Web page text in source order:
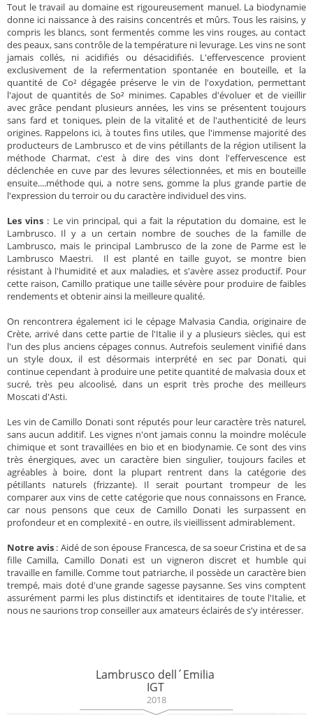
Tout le travail au domaine est rigoureusement manuel. La biodynamie
donne ici naissance à des raisins concentrés et mûrs. Tous les raisins, y
compris les blancs, sont fermentés comme les vins rouges, au contact
des peaux, sans contrôle de la température ni levurage. Les vins ne sont
jamais collés, ni acidifiés ou désacidifiés. L'effervescence provient
exclusivement de la refermentation spontanée en bouteille, et la
quantité de Co² dégagée préserve le vin de l'oxydation, permettant
l'ajout de quantités de So² minimes. Capables d'évoluer et de vieillir
avec grâce pendant plusieurs années, les vins se présentent toujours
sans fard et toniques, plein de la vitalité et de l'authenticité de leurs
origines. Rappelons ici, à toutes fins utiles, que l'immense majorité des
producteurs de Lambrusco et de vins pétillants de la région utilisent la
méthode Charmat, c'est à dire des vins dont l'effervescence est
déclenchée en cuve par des levures sélectionnées, et mis en bouteille
ensuite....méthode qui, a notre sens, gomme la plus grande partie de
l'expression du terroir ou du caractère individuel des vins.
Les vins : Le vin principal, qui a fait la réputation du domaine, est le
Lambrusco. Il y a un certain nombre de souches de la famille de
Lambrusco, mais le principal Lambrusco de la zone de Parme est le
Lambrusco Maestri. Il est planté en taille guyot, se montre bien
résistant à l'humidité et aux maladies, et s'avère assez productif. Pour
cette raison, Camillo pratique une taille sévère pour produire de faibles
rendements et obtenir ainsi la meilleure qualité.
On rencontrera également ici le cépage Malvasia Candia, originaire de
Crète, arrivé dans cette partie de l'Italie il y a plusieurs siècles, qui est
l'un des plus anciens cépages connus. Autrefois seulement vinifié dans
un style doux, il est désormais interprété en sec par Donati, qui
continue cependant à produire une petite quantité de malvasia doux et
sucré, très peu alcoolisé, dans un esprit très proche des meilleurs
Moscati d'Asti.
Les vin de Camillo Donati sont réputés pour leur caractère très naturel,
sans aucun additif. Les vignes n'ont jamais connu la moindre molécule
chimique et sont travaillées en bio et en biodynamie. Ce sont des vins
très énergiques, avec un caractère bien singulier, toujours faciles et
agréables à boire, dont la plupart rentrent dans la catégorie des
pétillants naturels (frizzante). Il serait pourtant trompeur de les
comparer aux vins de cette catégorie que nous connaissons en France,
car nous pensons que ceux de Camillo Donati les surpassent en
profondeur et en complexité - en outre, ils vieillissent admirablement.
Notre avis : Aidé de son épouse Francesca, de sa soeur Cristina et de sa
fille Camilla, Camillo Donati est un vigneron discret et humble qui
travaille en famille. Comme tout patriarche, il possède un caractère bien
trempé, mais doté d'une grande sagesse paysanne. Ses vins comptent
assurément parmi les plus distinctifs et identitaires de toute l'Italie, et
nous ne saurions trop conseiller aux amateurs éclairés de s'y intéresser.
Lambrusco dell´Emilia
IGT
2018